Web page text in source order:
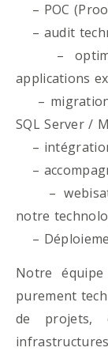
– POC
– audit
–
applications
–
SQL Server /
–
–
–
notre
–
Notre équipe
purement
de projets,